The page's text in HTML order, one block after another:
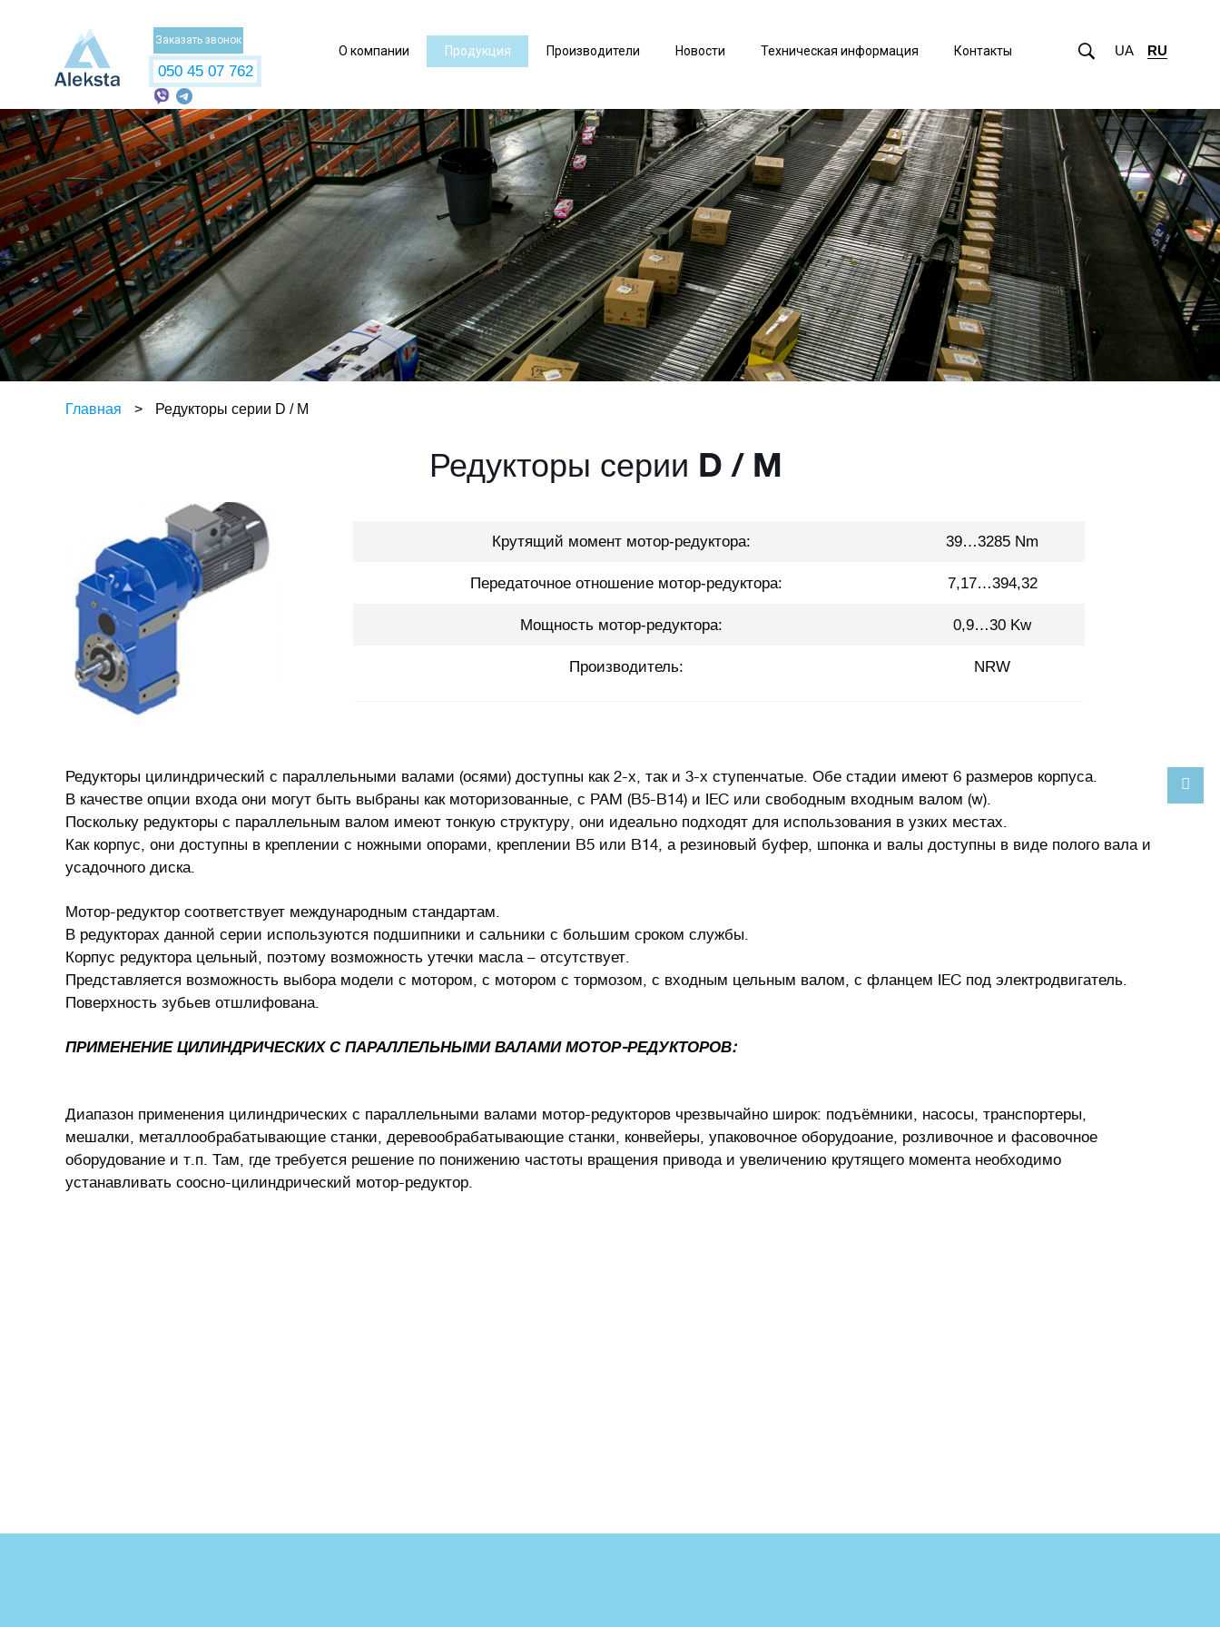
Заказать звонок
050 45 07 762
UA RU
О компании Продукция Производители Новости Техническая информация Контакты
Главная > Редукторы серии D / M
Редукторы серии D / M
Крутящий момент мотор-редуктора: 39…3285 Nm
Передаточное отношение мотор-редуктора: 7,17…394,32
Мощность мотор-редуктора: 0,9…30 Kw
Производитель: NRW
Редукторы цилиндрический с параллельными валами (осями) доступны как 2-х, так и 3-х ступенчатые. Обе стадии имеют 6 размеров корпуса.
В качестве опции входа они могут быть выбраны как моторизованные, с PAM (B5-B14) и IEC или свободным входным валом (w).
Поскольку редукторы с параллельным валом имеют тонкую структуру, они идеально подходят для использования в узких местах.
Как корпус, они доступны в креплении с ножными опорами, креплении B5 или B14, а резиновый буфер, шпонка и валы доступны в виде полого вала и
усадочного диска.
Мотор-редуктор соответствует международным стандартам.
В редукторах данной серии используются подшипники и сальники с большим сроком службы.
Корпус редуктора цельный, поэтому возможность утечки масла – отсутствует.
Представляется возможность выбора модели с мотором, с мотором с тормозом, с входным цельным валом, с фланцем IEC под электродвигатель.
Поверхность зубьев отшлифована.
ПРИМЕНЕНИЕ ЦИЛИНДРИЧЕСКИХ С ПАРАЛЛЕЛЬНЫМИ ВАЛАМИ МОТОР-РЕДУКТОРОВ:
Диапазон применения цилиндрических с параллельными валами мотор-редукторов чрезвычайно широк: подъёмники, насосы, транспортеры,
мешалки, металлообрабатывающие станки, деревообрабатывающие станки, конвейеры, упаковочное оборудоание, розливочное и фасовочное
оборудование и т.п. Там, где требуется решение по понижению частоты вращения привода и увеличению крутящего момента необходимо
устанавливать соосно-цилиндрический мотор-редуктор.